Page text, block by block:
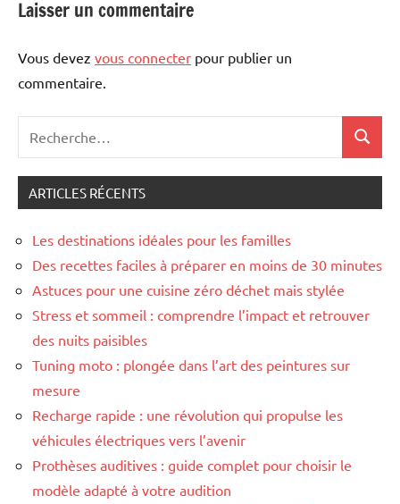
Laisser un commentaire
Vous devez vous connecter pour publier un
commentaire.
:
ARTICLES RÉCENTS
Les destinations idéales pour les familles
Des recettes faciles à préparer en moins de 30 minutes
Astuces pour une cuisine zéro déchet mais stylée
Stress et sommeil : comprendre l’impact et retrouver
des nuits paisibles
Tuning moto : plongée dans l’art des peintures sur
mesure
Recharge rapide : une révolution qui propulse les
véhicules électriques vers l’avenir
Prothèses auditives : guide complet pour choisir le
modèle adapté à votre audition